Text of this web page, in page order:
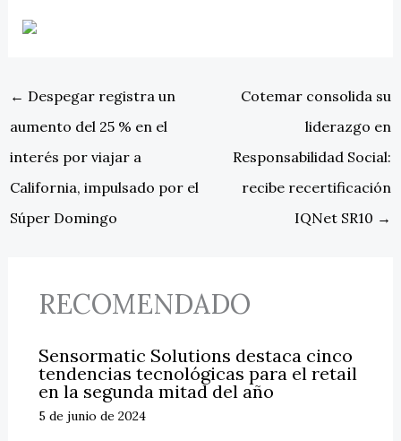
← Despegar registra un
aumento del 25 % en el
interés por viajar a
California, impulsado por el
Súper Domingo
Cotemar consolida su
liderazgo en
Responsabilidad Social:
recibe recertificación
IQNet SR10 →
RECOMENDADO
Sensormatic Solutions destaca cinco
tendencias tecnológicas para el retail
en la segunda mitad del año
5 de junio de 2024